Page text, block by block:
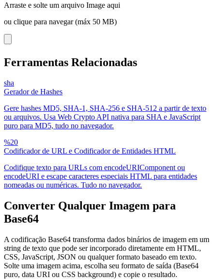
Arraste e solte um arquivo Image aqui
ou clique para navegar (máx 50 MB)
Ferramentas Relacionadas
sha
Gerador de Hashes
Gere hashes MD5, SHA-1, SHA-256 e SHA-512 a partir de texto
ou arquivos. Usa Web Crypto API nativa para SHA e JavaScript
puro para MD5, tudo no navegador.
%20
Codificador de URL e Codificador de Entidades HTML
Codifique texto para URLs com encodeURIComponent ou
encodeURI e escape caracteres especiais HTML para entidades
nomeadas ou numéricas. Tudo no navegador.
Converter Qualquer Imagem para
Base64
A codificação Base64 transforma dados binários de imagem em um
string de texto que pode ser incorporado diretamente em HTML,
CSS, JavaScript, JSON ou qualquer formato baseado em texto.
Solte uma imagem acima, escolha seu formato de saída (Base64
puro, data URI ou CSS background) e copie o resultado.